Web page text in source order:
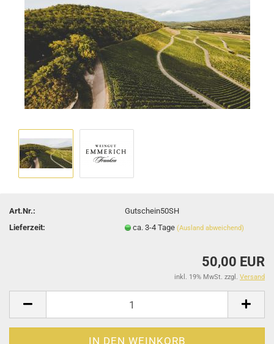
Art.Nr.:
Gutschein50SH
Lieferzeit:
ca. 3-4 Tage(Ausland abweichend)
50,00 EUR
inkl. 19% MwSt. zzgl. Versand